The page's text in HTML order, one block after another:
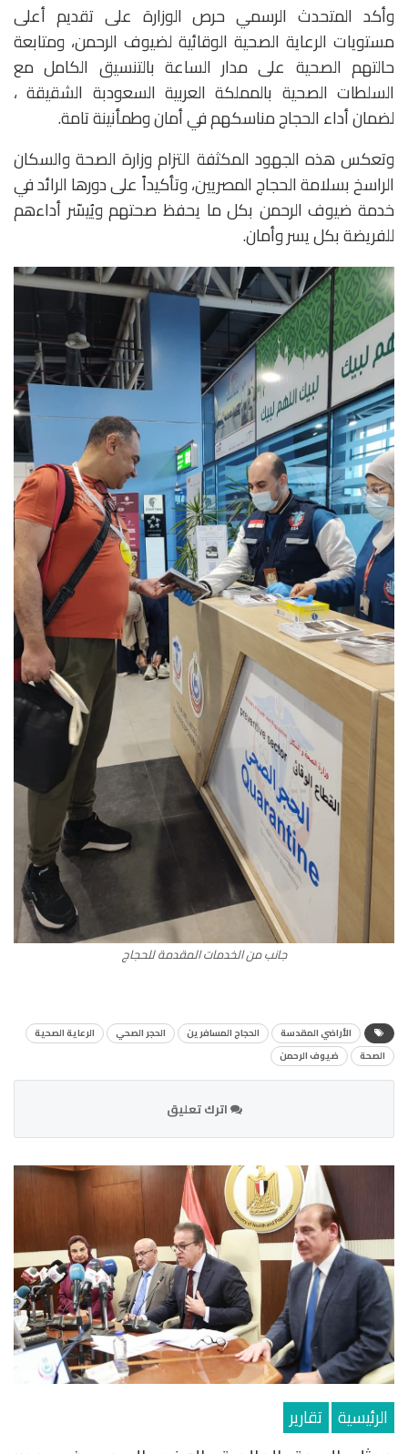
وأكد المتحدث الرسمي حرص الوزارة على تقديم أعلى
مستويات الرعاية الصحية الوقائية لضيوف الرحمن، ومتابعة
حالتهم الصحية على مدار الساعة بالتنسيق الكامل مع
السلطات الصحية بالمملكة العربية السعودبة الشقيقة ،
لضمان أداء الحجاج مناسكهم في أمان وطمأنينة تامة.
وتعكس هذه الجهود المكثفة التزام وزارة الصحة والسكان
الراسخ بسلامة الحجاج المصريين، وتأكيداً على دورها الرائد في
خدمة ضيوف الرحمن بكل ما يحفظ صحتهم ويُيسّر أداءهم
للفريضة بكل يسر وأمان.
جانب من الخدمات المقدمة للحجاج
الأراضي المقدسة الحجاج المسافرين الحجر الصحي
الرعاية الصحية
الصحة
ضيوف الرحمن
اترك تعليق
الرئيسية تقارير